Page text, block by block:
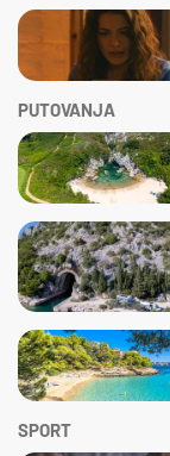
SPORT
PUTOVANJA